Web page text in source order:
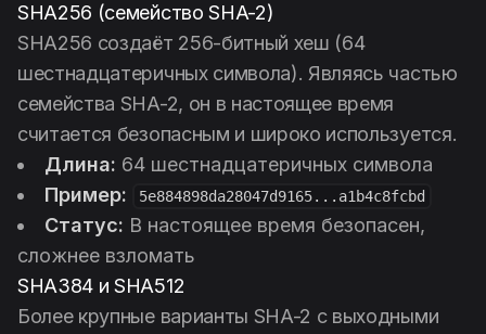
SHA256 (семейство SHA-2)
SHA256 создаёт 256-битный хеш (64
шестнадцатеричных символа). Являясь частью
семейства SHA-2, он в настоящее время
считается безопасным и широко используется.
Длина: 64 шестнадцатеричных символа
Пример:
5e884898da28047d9165...a1b4c8fcbd
Статус: В настоящее время безопасен,
сложнее взломать
SHA384 и SHA512
Более крупные варианты SHA-2 с выходными